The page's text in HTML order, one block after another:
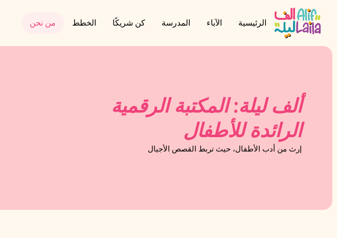
الرئيسية الآباء المدرسة كن شريكًا الخطط من نحن
ألف ليلة: المكتبة الرقمية
الرائدة للأطفال
إرث من أدب الأطفال، حيث تربط القصص الأجيال